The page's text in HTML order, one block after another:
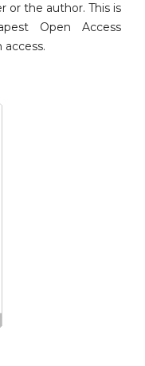
or the author. This is
Open Access